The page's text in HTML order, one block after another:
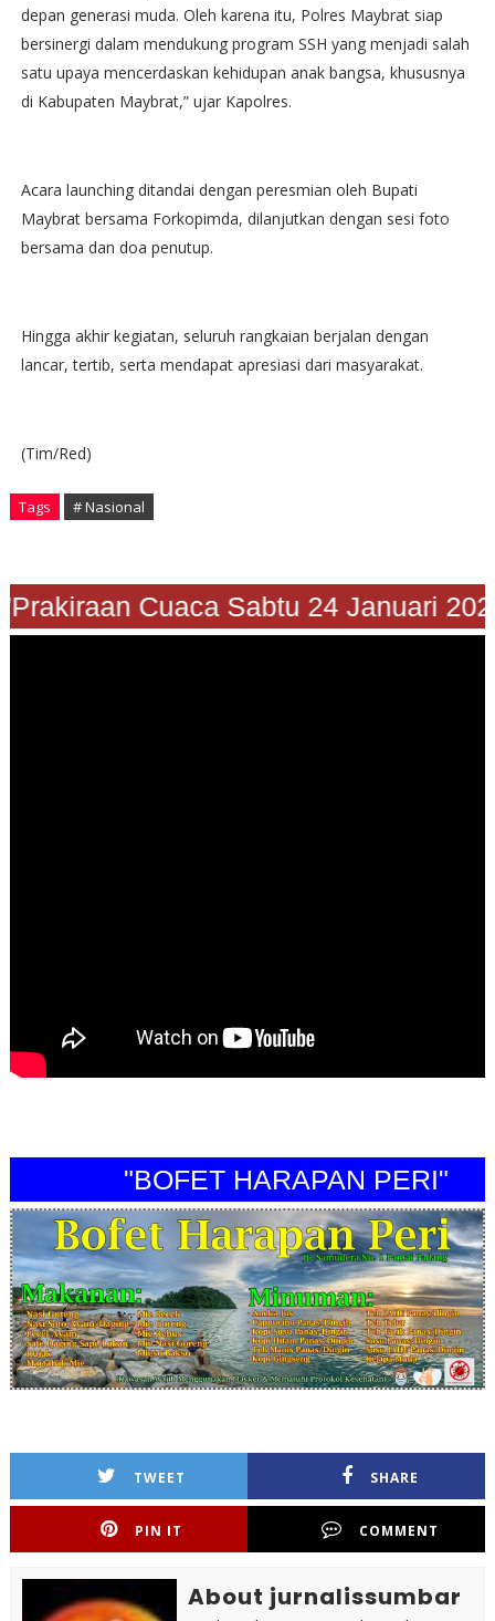
depan generasi muda. Oleh karena itu, Polres Maybrat siap
bersinergi dalam mendukung program SSH yang menjadi salah
satu upaya mencerdaskan kehidupan anak bangsa, khususnya
di Kabupaten Maybrat,” ujar Kapolres.
Acara launching ditandai dengan peresmian oleh Bupati
Maybrat bersama Forkopimda, dilanjutkan dengan sesi foto
bersama dan doa penutup.
Hingga akhir kegiatan, seluruh rangkaian berjalan dengan
lancar, tertib, serta mendapat apresiasi dari masyarakat.
(Tim/Red)
Tags # Nasional
"Prakiraan Cuaca Sabtu 24 Januari
"BOFET HARAPAN PERI"
TWEET SHARE
PIN IT COMMENT
About jurnalissumbar